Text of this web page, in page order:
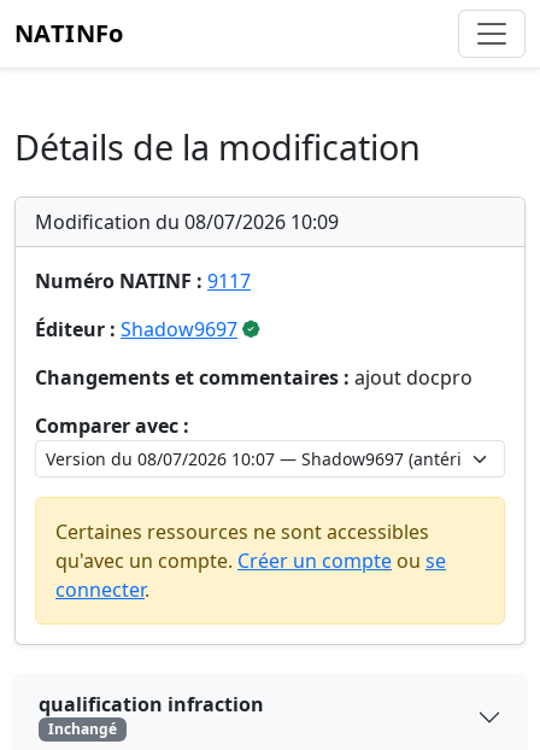
NATINFo
Détails de la modification
Modification du 08/07/2026 10:09
Numéro NATINF : 9117
Éditeur : Shadow9697
Changements et commentaires : ajout docpro
Comparer avec :
Certaines ressources ne sont accessibles
qu'avec un compte. Créer un compte ou se
connecter.
qualification infraction
Inchangé